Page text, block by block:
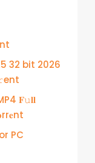
32 bit 2026
𝐅𝚞𝐥𝐥
PC